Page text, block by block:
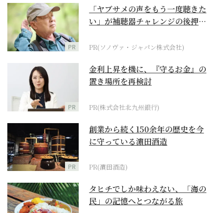
PR
「ヤブサメの声をもう一度聴きた
い」が補聴器チャレンジの後押し
PR(ソノヴァ・ジャパン株式会社)
PR
金利上昇を機に、『守るお金』の
置き場所を再検討
PR(株式会社北九州銀行)
PR
創業から続く150余年の歴史を今
に守っている濵田酒造
PR(濵田酒造)
タヒチでしか味わえない、「海の
民」の記憶へとつながる旅